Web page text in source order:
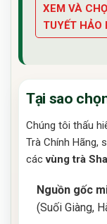
XEM VÀ
TUYẾT HẢO
Tại sao
Chúng tôi thấu
Trà Chính Hãng,
cácvùng trà
Nguồn gốc
(Suối Giàng,